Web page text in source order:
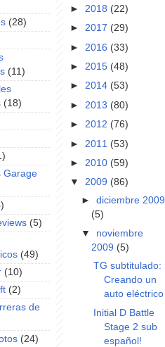
(28)
(11)
(18)
Garage
(5)
(49)
(10)
(2)
de
(24)
► 2018 (22)
► 2017 (29)
► 2016 (33)
► 2015 (48)
► 2014 (53)
► 2013 (80)
► 2012 (76)
► 2011 (53)
► 2010 (59)
▼ 2009 (86)
►diciembre 2009
(5)
▼ noviembre
2009 (5)
TG subtitulado:
Creando un
auto eléctrico
Initial D Battle
Stage 2 sub
español!